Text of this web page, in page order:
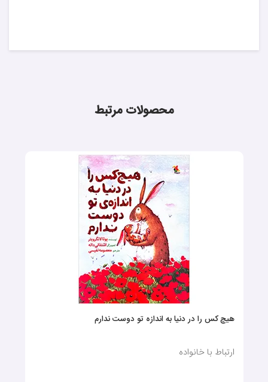
محصولات مرتبط
هیچ کس را در دنیا به اندازه تو دوست ندارم
ارتباط با خانواده